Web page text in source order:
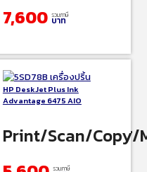
7,600 รวมภาษี
บาท
Wireless/Wi-
HP DeskJet Plus Ink
Advantage 6475 AIO
Print/Scan/Copy/
รวมภาษี